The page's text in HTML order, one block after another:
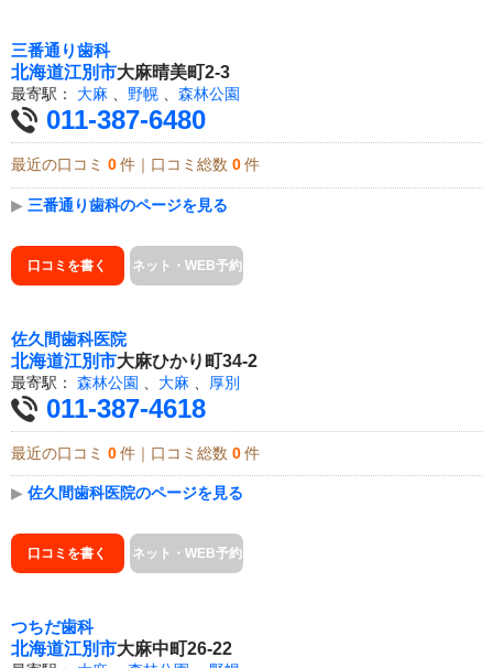
三番通り歯科
北海道江別市大麻晴美町2-3
最寄駅： 大麻 野幌 森林公園
011-387-6480
最近の口コミ 0 件｜口コミ総数 0 件
▶ 三番通り歯科のページを見る
口コミを書く ネット・WEB予約
佐久間歯科医院
北海道江別市大麻ひかり町34-2
最寄駅： 森林公園 大麻 厚別
011-387-4618
最近の口コミ 0 件｜口コミ総数 0 件
▶ 佐久間歯科医院のページを見る
口コミを書く ネット・WEB予約
つちだ歯科
北海道江別市大麻中町26-22